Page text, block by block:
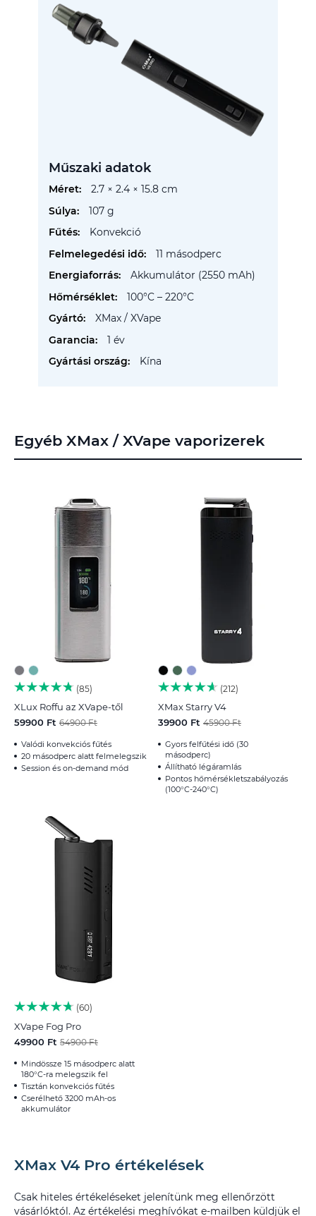
Műszaki adatok
További
2.7 × 2.4 × 15.8 cm
107 g
Konvekció
11 másodperc
Akkumulátor (2550 mAh)
100°C – 220°C
XMax / XVape
1 év
Kína
Egyéb XMax / XVape vaporizerek
85
XLux Roffu az XVape-től
59900 Ft 64900 Ft
Valódi konvekciós fűtés
20 másodperc alatt felmelegszik
Session és on-demand mód
212
XMax Starry V4
39900 Ft 45900 Ft
Gyors felfűtési idő (30
másodperc)
Állítható légáramlás
Pontos hőmérsékletszabályozás
(100°C-240°C)
60
XVape Fog Pro
49900 Ft 54900 Ft
Mindössze 15 másodperc alatt
180°C-ra melegszik fel
Tisztán konvekciós fűtés
Cserélhető 3200 mAh-os
akkumulátor
XMax V4 Pro értékelések
Csak hiteles értékeléseket jelenítünk meg ellenőrzött
vásárlóktól. Az értékelési meghívókat e-mailben küldjük el